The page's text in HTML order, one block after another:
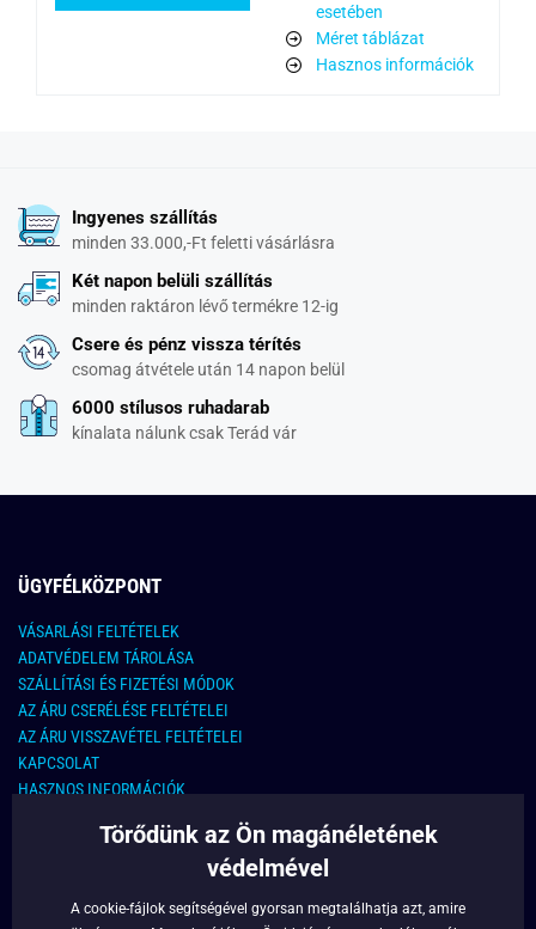
esetében
Méret táblázat
Hasznos információk
Ingyenes szállítás
minden 33.000,-Ft feletti vásárlásra
Két napon belüli szállítás
minden raktáron lévő termékre 12-ig
Csere és pénz vissza térítés
csomag átvétele után 14 napon belül
6000 stílusos ruhadarab
kínalata nálunk csak Terád vár
ÜGYFÉLKÖZPONT
VÁSARLÁSI FELTÉTELEK
ADATVÉDELEM TÁROLÁSA
SZÁLLÍTÁSI ÉS FIZETÉSI MÓDOK
AZ ÁRU CSERÉLÉSE FELTÉTELEI
AZ ÁRU VISSZAVÉTEL FELTÉTELEI
KAPCSOLAT
HASZNOS INFORMÁCIÓK
KAPCSOLAT
info@legyferfi.hu
Törődünk az Ön magánéletének
védelmével
A cookie-fájlok segítségével gyorsan megtalálhatja azt, amire